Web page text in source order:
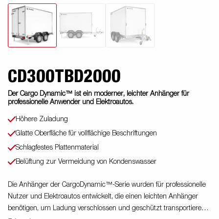
CD300TBD2000
Der Cargo Dynamic™ ist ein moderner, leichter Anhänger für
professionelle Anwender und Elektroautos.
Höhere Zuladung
Glatte Oberfläche für vollflächige Beschriftungen
Schlagfestes Plattenmaterial
Belüftung zur Vermeidung von Kondenswasser
Die Anhänger der CargoDynamic™-Serie wurden für professionelle
Nutzer und Elektroautos entwickelt, die einen leichten Anhänger
benötigen, um Ladung verschlossen und geschützt transportieren